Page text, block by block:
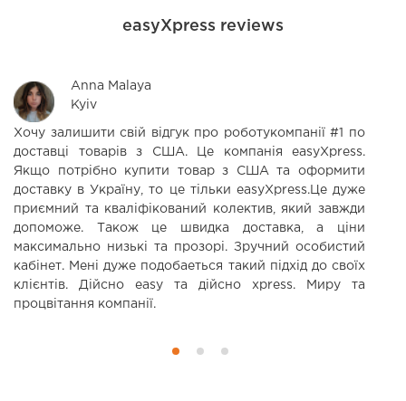
easyXpress reviews
Anna Malaya
Kyiv
Хочу залишити свій відгук про роботукомпанії #1 по
доставці товарів з США. Це компанія easyXpress.
Якщо потрібно купити товар з США та оформити
доставку в Україну, то це тільки easyXpress.Це дуже
приємний та кваліфікований колектив, який завжди
допоможе. Також це швидка доставка, а ціни
максимально низькі та прозорі. Зручний особистий
кабінет. Мені дуже подобаеться такий підхід до своїх
клієнтів. Дійсно еаsy та дійсно xpress. Миру та
процвітання компанії.